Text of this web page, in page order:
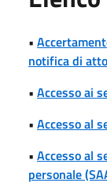
•
notifica di
• Accesso ai
• Accesso al
• Accesso al
personale